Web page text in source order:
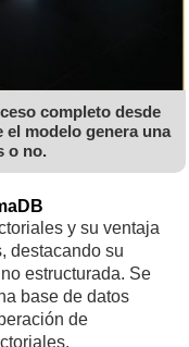
completo desde
modelo genera una
o no.
y su ventaja
destacando su
estructurada. Se
base de datos
de